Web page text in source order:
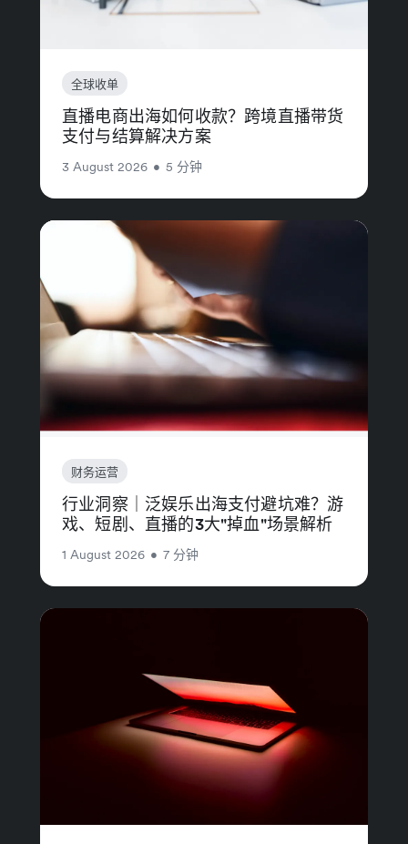
全球收单
直播电商出海如何收款？跨境直播带货
支付与结算解决方案
3 August 2026 • 5 分钟
财务运营
行业洞察｜泛娱乐出海支付避坑难？游
戏、短剧、直播的3大"掉血"场景解析
1 August 2026 • 7 分钟